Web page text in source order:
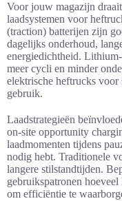
Voor jouw magazijn
laadsystemen voor
(traction) batterijen zijn
dagelijks onderhoud,
energiedichtheid.
meer cycli en minder
elektrische heftrucks voor
gebruik.
Laadstrategieën
on-site opportunity
laadmomenten tijdens
nodig hebt. Traditionele
langere stilstandtijden.
gebruikspatronen
om efficiëntie te